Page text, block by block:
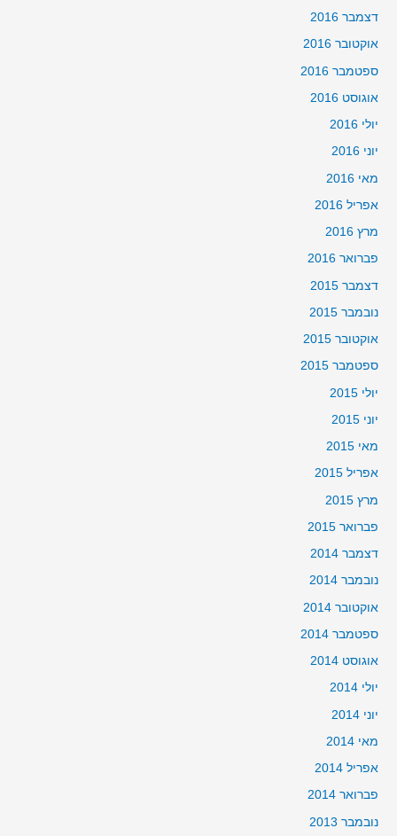
דצמבר 2016
אוקטובר 2016
ספטמבר 2016
אוגוסט 2016
יולי 2016
יוני 2016
מאי 2016
אפריל 2016
מרץ 2016
פברואר 2016
דצמבר 2015
נובמבר 2015
אוקטובר 2015
ספטמבר 2015
יולי 2015
יוני 2015
מאי 2015
אפריל 2015
מרץ 2015
פברואר 2015
דצמבר 2014
נובמבר 2014
אוקטובר 2014
ספטמבר 2014
אוגוסט 2014
יולי 2014
יוני 2014
מאי 2014
אפריל 2014
פברואר 2014
נובמבר 2013